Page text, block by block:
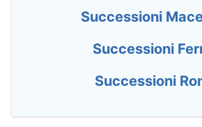
Successioni
Successioni
Successioni